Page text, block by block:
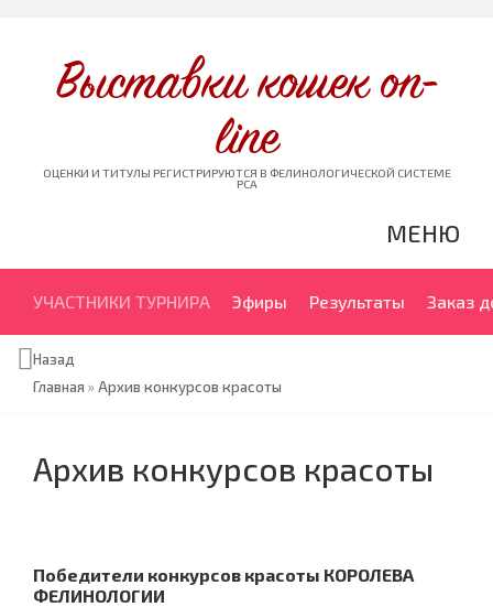
Выставки кошек on-
line
ОЦЕНКИ И ТИТУЛЫ РЕГИСТРИРУЮТСЯ В ФЕЛИНОЛОГИЧЕСКОЙ СИСТЕМЕ
PCA
МЕНЮ
УЧАСТНИКИ ТУРНИРА Эфиры Результаты Заказ
Назад
Главная »Архив конкурсов красоты
Архив конкурсов красоты
Победители конкурсов красоты КОРОЛЕВА
ФЕЛИНОЛОГИИ